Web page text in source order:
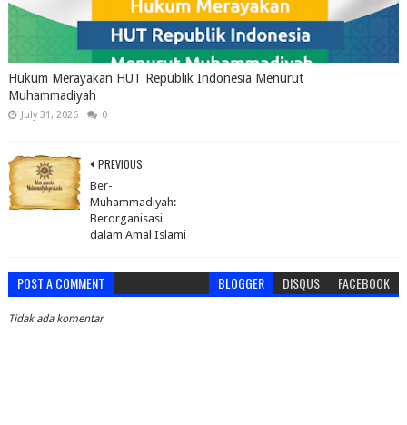
Hukum Merayakan HUT Republik Indonesia Menurut
Muhammadiyah
July 31, 2026 0
PREVIOUS
Ber-
Muhammadiyah:
Berorganisasi
dalam Amal Islami
POST A COMMENT BLOGGER DISQUS FACEBOOK
Tidak ada komentar